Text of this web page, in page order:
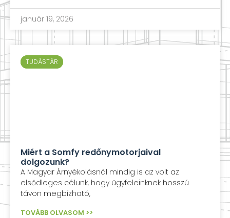
január 19, 2026
TUDÁSTÁR
TUDÁSTÁR
Miért a Somfy redőnymotorjaival
dolgozunk?
A Magyar Árnyékolásnál mindig is az volt az
elsődleges célunk, hogy ügyfeleinknek hosszú
távon megbízható,
TOVÁBB OLVASOM >>